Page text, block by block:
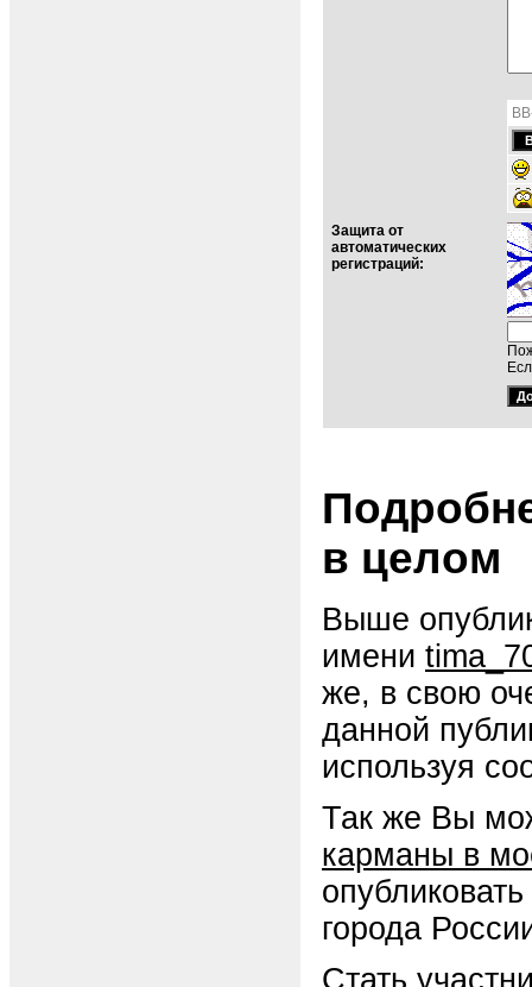
Защита от
автоматических
регистраций:
в целом
Выше
имени
же, в свою
данной
используя
Так же Вы
карманы в
города
Стать